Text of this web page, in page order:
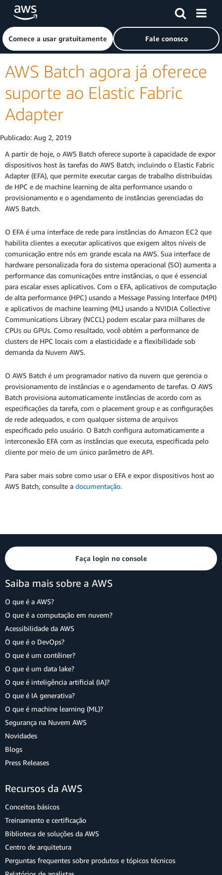
Pular para o conteúdo principal
Clique aqui para voltar à página inicial da Amazon Web
Comece a usar gratuitamente Fale conosco
AWS Batch agora já oferece
suporte ao Elastic Fabric
Adapter
Publicado: Aug 2, 2019
A partir de hoje, o AWS Batch oferece suporte à capacidade de expor
dispositivos host às tarefas do AWS Batch, incluindo o Elastic Fabric
Adapter (EFA), que permite executar cargas de trabalho distribuídas
de HPC e de machine learning de alta performance usando o
provisionamento e o agendamento de instâncias gerenciadas do
AWS Batch.
O EFA é uma interface de rede para instâncias do Amazon EC2 que
habilita clientes a executar aplicativos que exigem altos níveis de
comunicação entre nós em grande escala na AWS. Sua interface de
hardware personalizada fora do sistema operacional (SO) aumenta a
performance das comunicações entre instâncias, o que é essencial
para escalar esses aplicativos. Com o EFA, aplicativos de computação
de alta performance (HPC) usando a Message Passing Interface (MPI)
e aplicativos de machine learning (ML) usando a NVIDIA Collective
Communications Library (NCCL) podem escalar para milhares de
CPUs ou GPUs. Como resultado, você obtém a performance de
clusters de HPC locais com a elasticidade e a flexibilidade sob
demanda da Nuvem AWS.
O AWS Batch é um programador nativo da nuvem que gerencia o
provisionamento de instâncias e o agendamento de tarefas. O AWS
Batch provisiona automaticamente instâncias de acordo com as
especificações da tarefa, com o placement group e as configurações
de rede adequados, e com qualquer sistema de arquivos
especificado pelo usuário. O Batch configura automaticamente a
interconexão EFA com as instâncias que executa, especificada pelo
cliente por meio de um único parâmetro de API.
Para saber mais sobre como usar o EFA e expor dispositivos host ao
AWS Batch, consulte a documentação.
Faça login no console
Saiba mais sobre a AWS
O que é a AWS?
O que é a computação em nuvem?
Acessibilidade da AWS
O que é o DevOps?
O que é um contêiner?
O que é um data lake?
O que é inteligência artificial (IA)?
O que é IA generativa?
O que é machine learning (ML)?
Segurança na Nuvem AWS
Novidades
Blogs
Press Releases
Recursos da AWS
Conceitos básicos
Treinamento e certificação
Biblioteca de soluções da AWS
Centro de arquitetura
Perguntas frequentes sobre produtos e tópicos técnicos